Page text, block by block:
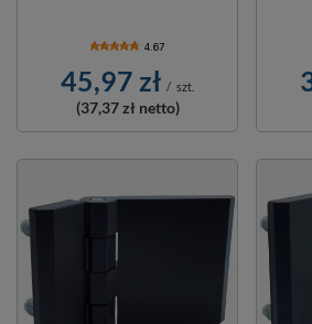
4.67
45,97 zł / szt.
(37,37 zł netto)